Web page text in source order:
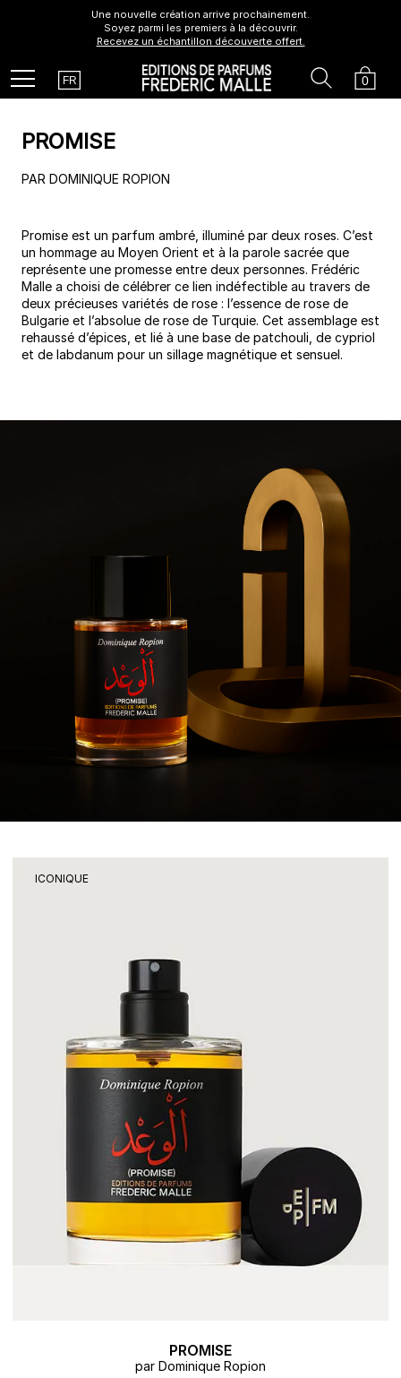
Une nouvelle création arrive prochainement.
Soyez parmi les premiers à la découvrir.
Recevez un échantillon découverte offert.
Menu Country
FR Cart
0
Search
PROMISE
PAR DOMINIQUE ROPION
Promise est un parfum ambré, illuminé par deux roses. C’est
un hommage au Moyen Orient et à la parole sacrée que
représente une promesse entre deux personnes. Frédéric
Malle a choisi de célébrer ce lien indéfectible au travers de
deux précieuses variétés de rose : l’essence de rose de
Bulgarie et l’absolue de rose de Turquie. Cet assemblage est
rehaussé d’épices, et lié à une base de patchouli, de cypriol
et de labdanum pour un sillage magnétique et sensuel.
ICONIQUE
PROMISE
par Dominique Ropion